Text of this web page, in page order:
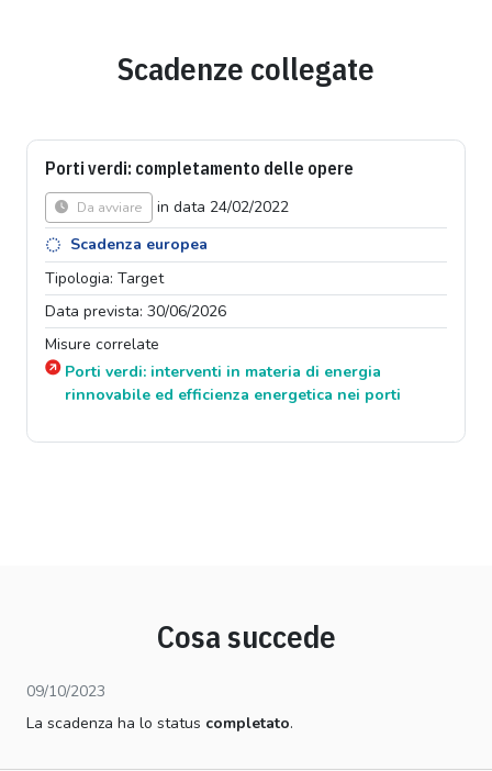
Scadenze collegate
Porti verdi: completamento delle opere
Da avviare
in data 24/02/2022
Scadenza europea
Tipologia: Target
Data prevista: 30/06/2026
Misure correlate
Porti verdi: interventi in materia di energia
rinnovabile ed efficienza energetica nei porti
Cosa succede
09/10/2023
La scadenza ha lo status completato.